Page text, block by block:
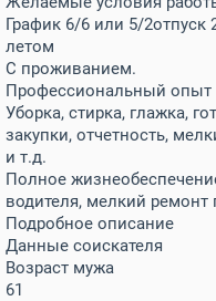
График 6/6 или 5/2отпуск
летом
С проживанием.
Профессиональный опыт
Уборка, стирка, глажка,
закупки, отчетность,
и т.д.
Полное
водителя, мелкий ремонт
Подробное описание
Данные соискателя
Возраст мужа
61